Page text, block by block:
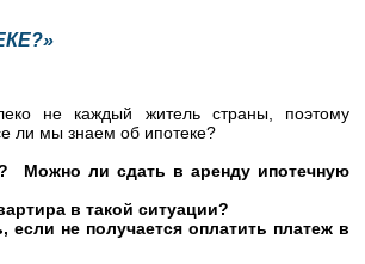
не каждый житель страны, поэтому
ли мы знаем об ипотеке?
Можно ли сдать в аренду ипотечную
в такой ситуации?
если не получается оплатить платеж в